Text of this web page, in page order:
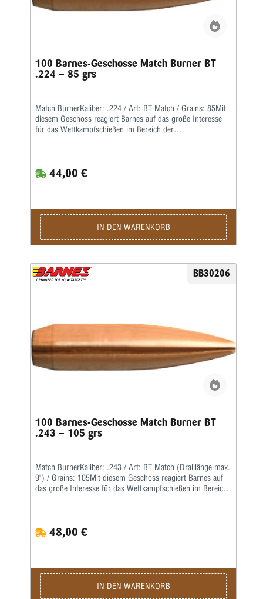
100 Barnes-Geschosse Match Burner BT
.224 – 85 grs
Match BurnerKaliber: .224 / Art: BT Match / Grains: 85Mit
diesem Geschoss reagiert Barnes auf das große Interesse
für das Wettkampfschießen im Bereich der
44,00 €
IN DEN WARENKORB
BB30206
100 Barnes-Geschosse Match Burner BT
.243 – 105 grs
Match BurnerKaliber: .243 / Art: BT Match (Dralllänge max.
9") / Grains: 105Mit diesem Geschoss reagiert Barnes auf
das große Interesse für das Wettkampfschießen im Bereich
48,00 €
IN DEN WARENKORB